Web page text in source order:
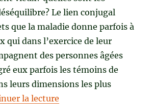
Le lien conjugal
que la maladie donne parfois à
qui dans l’exercice de leur
des personnes âgées
eux parfois les témoins de
leurs dimensions les plus
la lecture